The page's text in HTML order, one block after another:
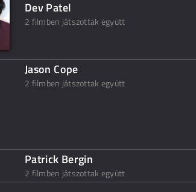
Dev Patel
2 filmben játszottak együtt
Jason Cope
2 filmben játszottak együtt
Patrick Bergin
2 filmben játszottak együtt